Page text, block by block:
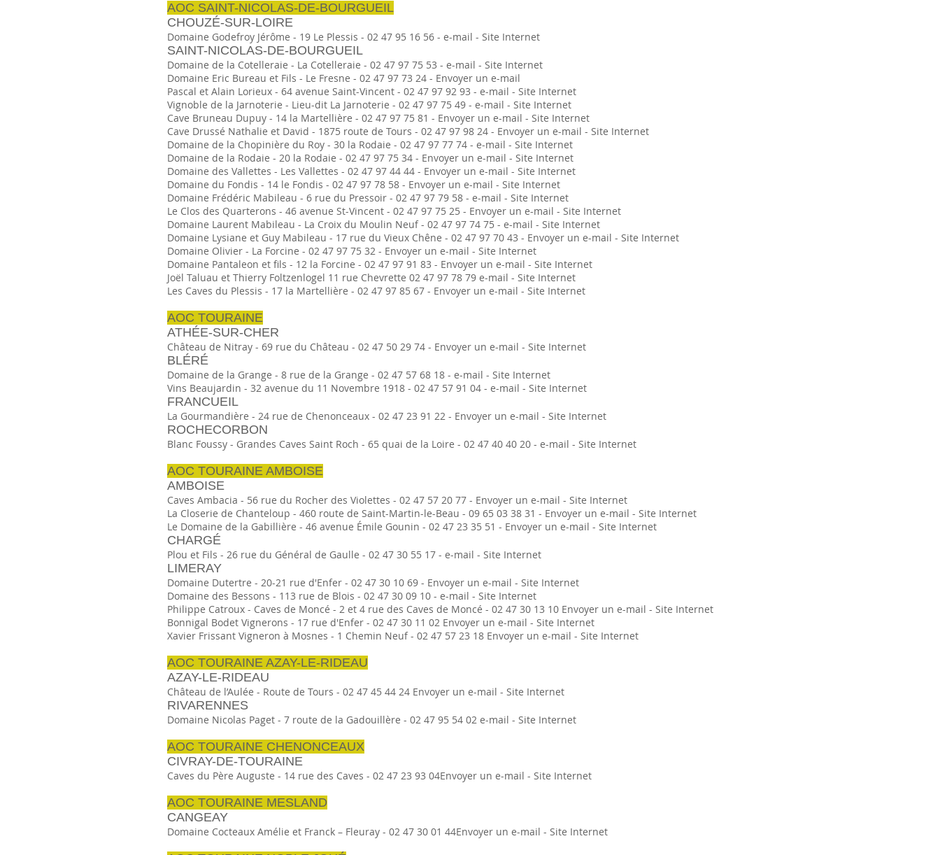
AOC SAINT-NICOLAS-DE-BOURGUEIL
CHOUZÉ-SUR-LOIRE
Domaine Godefroy Jérôme - 19 Le Plessis - 02 47 95 16 56 - e-mail - Site Internet
SAINT-NICOLAS-DE-BOURGUEIL
Domaine de la Cotelleraie - La Cotelleraie - 02 47 97 75 53 - e-mail - Site Internet
Domaine Eric Bureau et Fils - Le Fresne - 02 47 97 73 24 - Envoyer un e-mail
Pascal et Alain Lorieux - 64 avenue Saint-Vincent - 02 47 97 92 93 - e-mail - Site Internet
Vignoble de la Jarnoterie - Lieu-dit La Jarnoterie - 02 47 97 75 49 - e-mail - Site Internet
Cave Bruneau Dupuy - 14 la Martellière - 02 47 97 75 81 - Envoyer un e-mail - Site Internet
Cave Drussé Nathalie et David - 1875 route de Tours - 02 47 97 98 24 - Envoyer un e-mail - Site Internet
Domaine de la Chopinière du Roy - 30 la Rodaie - 02 47 97 77 74 - e-mail - Site Internet
Domaine de la Rodaie - 20 la Rodaie - 02 47 97 75 34 - Envoyer un e-mail - Site Internet
Domaine des Vallettes - Les Vallettes - 02 47 97 44 44 - Envoyer un e-mail - Site Internet
Domaine du Fondis - 14 le Fondis - 02 47 97 78 58 - Envoyer un e-mail - Site Internet
Domaine Frédéric Mabileau - 6 rue du Pressoir - 02 47 97 79 58 - e-mail - Site Internet
Le Clos des Quarterons - 46 avenue St-Vincent - 02 47 97 75 25 - Envoyer un e-mail - Site Internet
Domaine Laurent Mabileau - La Croix du Moulin Neuf - 02 47 97 74 75 - e-mail - Site Internet
Domaine Lysiane et Guy Mabileau - 17 rue du Vieux Chêne - 02 47 97 70 43 - Envoyer un e-mail - Site Internet
Domaine Olivier - La Forcine - 02 47 97 75 32 - Envoyer un e-mail - Site Internet
Domaine Pantaleon et fils - 12 la Forcine - 02 47 97 91 83 - Envoyer un e-mail - Site Internet
Joël Taluau et Thierry Foltzenlogel 11 rue Chevrette 02 47 97 78 79 e-mail - Site Internet
Les Caves du Plessis - 17 la Martellière - 02 47 97 85 67 - Envoyer un e-mail - Site Internet
AOC TOURAINE
ATHÉE-SUR-CHER
Château de Nitray - 69 rue du Château - 02 47 50 29 74 - Envoyer un e-mail - Site Internet
BLÉRÉ
Domaine de la Grange - 8 rue de la Grange - 02 47 57 68 18 - e-mail - Site Internet
Vins Beaujardin - 32 avenue du 11 Novembre 1918 - 02 47 57 91 04 - e-mail - Site Internet
FRANCUEIL
La Gourmandière - 24 rue de Chenonceaux - 02 47 23 91 22 - Envoyer un e-mail - Site Internet
ROCHECORBON
Blanc Foussy - Grandes Caves Saint Roch - 65 quai de la Loire - 02 47 40 40 20 - e-mail - Site Internet
AOC TOURAINE AMBOISE
AMBOISE
Caves Ambacia - 56 rue du Rocher des Violettes - 02 47 57 20 77 - Envoyer un e-mail - Site Internet
La Closerie de Chanteloup - 460 route de Saint-Martin-le-Beau - 09 65 03 38 31 - Envoyer un e-mail - Site Internet
Le Domaine de la Gabillière - 46 avenue Émile Gounin - 02 47 23 35 51 - Envoyer un e-mail - Site Internet
CHARGÉ
Plou et Fils - 26 rue du Général de Gaulle - 02 47 30 55 17 - e-mail - Site Internet
LIMERAY
Domaine Dutertre - 20-21 rue d'Enfer - 02 47 30 10 69 - Envoyer un e-mail - Site Internet
Domaine des Bessons - 113 rue de Blois - 02 47 30 09 10 - e-mail - Site Internet
Philippe Catroux - Caves de Moncé - 2 et 4 rue des Caves de Moncé - 02 47 30 13 10 Envoyer un e-mail - Site Internet
Bonnigal Bodet Vignerons - 17 rue d'Enfer - 02 47 30 11 02 Envoyer un e-mail - Site Internet
Xavier Frissant Vigneron à Mosnes - 1 Chemin Neuf - 02 47 57 23 18 Envoyer un e-mail - Site Internet
AOC TOURAINE AZAY-LE-RIDEAU
AZAY-LE-RIDEAU
Château de l’Aulée - Route de Tours - 02 47 45 44 24 Envoyer un e-mail - Site Internet
RIVARENNES
Domaine Nicolas Paget - 7 route de la Gadouillère - 02 47 95 54 02 e-mail - Site Internet
AOC TOURAINE CHENONCEAUX
CIVRAY-DE-TOURAINE
Caves du Père Auguste - 14 rue des Caves - 02 47 23 93 04Envoyer un e-mail - Site Internet
AOC TOURAINE MESLAND
CANGEAY
Domaine Cocteaux Amélie et Franck – Fleuray - 02 47 30 01 44Envoyer un e-mail - Site Internet